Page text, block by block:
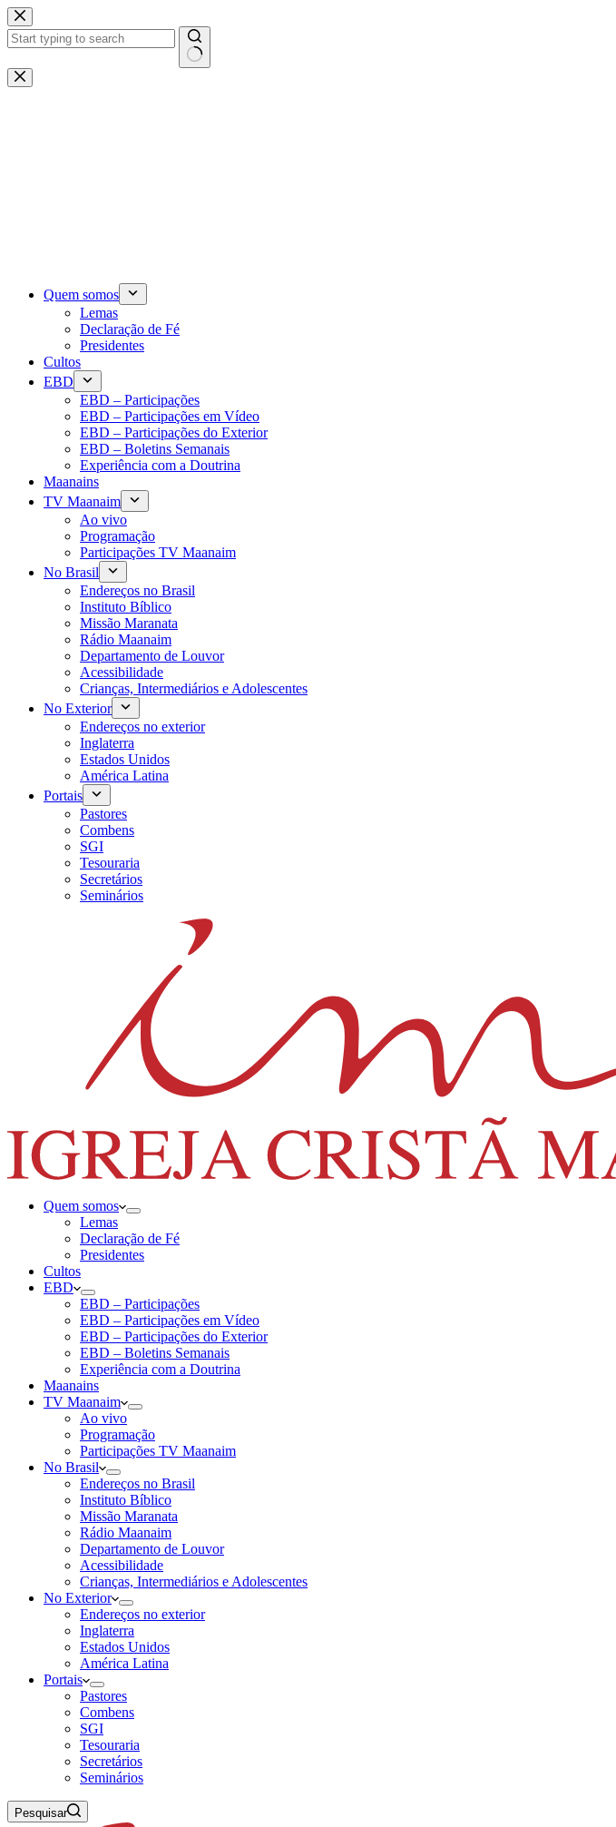
Pular
para
o
Sem
resultados
Quem somos
Lemas
Declaração de Fé
Presidentes
Cultos
EBD
EBD – Participações
EBD – Participações em Vídeo
EBD – Participações do Exterior
EBD – Boletins Semanais
Experiência com a Doutrina
Maanains
TV Maanaim
Ao vivo
Programação
Participações TV Maanaim
No Brasil
Endereços no Brasil
Instituto Bíblico
Missão Maranata
Rádio Maanaim
Departamento de Louvor
Acessibilidade
Crianças, Intermediários e Adolescentes
No Exterior
Endereços no exterior
Inglaterra
Estados Unidos
América Latina
Portais
Pastores
Combens
SGI
Tesouraria
Secretários
Seminários
Quem somos
Lemas
Declaração de Fé
Presidentes
Cultos
EBD
EBD – Participações
EBD – Participações em Vídeo
EBD – Participações do Exterior
EBD – Boletins Semanais
Experiência com a Doutrina
Maanains
TV Maanaim
Ao vivo
Programação
Participações TV Maanaim
No Brasil
Endereços no Brasil
Instituto Bíblico
Missão Maranata
Rádio Maanaim
Departamento de Louvor
Acessibilidade
Crianças, Intermediários e Adolescentes
No Exterior
Endereços no exterior
Inglaterra
Estados Unidos
América Latina
Portais
Pastores
Combens
SGI
Tesouraria
Secretários
Seminários
Pesquisar